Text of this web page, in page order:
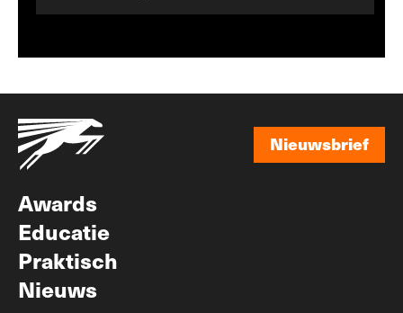
Nieuwsbrief
Awards
Educatie
Praktisch
Nieuws